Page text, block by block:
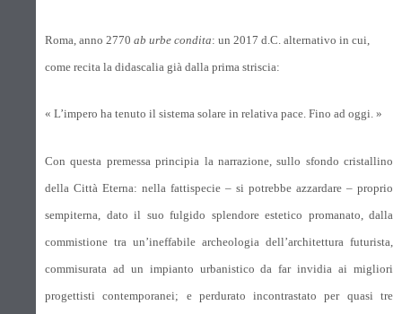
Roma, anno 2770 ab urbe condita: un 2017 d.C. alternativo in cui,
come recita la didascalia già dalla prima striscia:
« L’impero ha tenuto il sistema solare in relativa pace. Fino ad oggi. »
Con questa premessa principia la narrazione, sullo sfondo cristallino
della Città Eterna: nella fattispecie – si potrebbe azzardare – proprio
sempiterna, dato il suo fulgido splendore estetico promanato, dalla
commistione tra un’ineffabile archeologia dell’architettura futurista,
commisurata ad un impianto urbanistico da far invidia ai migliori
progettisti contemporanei; e perdurato incontrastato per quasi tre